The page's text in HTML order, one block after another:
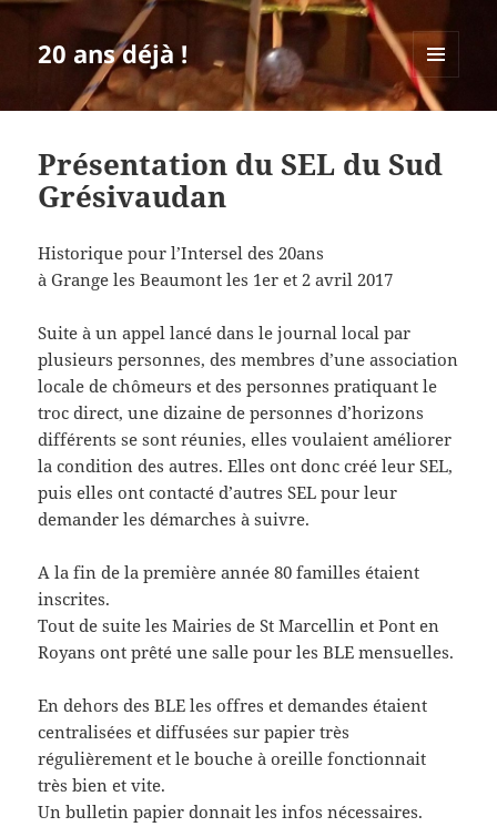
20 ans déjà !
MENU
ET
Présentation du SEL du Sud
Grésivaudan
Historique pour l’Intersel des 20ans
à Grange les Beaumont les 1er et 2 avril 2017
Suite à un appel lancé dans le journal local par
plusieurs personnes, des membres d’une association
locale de chômeurs et des personnes pratiquant le
troc direct, une dizaine de personnes d’horizons
différents se sont réunies, elles voulaient améliorer
la condition des autres. Elles ont donc créé leur SEL,
puis elles ont contacté d’autres SEL pour leur
demander les démarches à suivre.
A la fin de la première année 80 familles étaient
inscrites.
Tout de suite les Mairies de St Marcellin et Pont en
Royans ont prêté une salle pour les BLE mensuelles.
En dehors des BLE les offres et demandes étaient
centralisées et diffusées sur papier très
régulièrement et le bouche à oreille fonctionnait
très bien et vite.
Un bulletin papier donnait les infos nécessaires.